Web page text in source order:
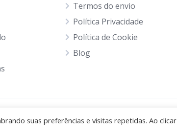
Termos do envio
Política Privacidade
Política de Cookie
Blog
suas preferências e visitas repetidas. Ao clicar